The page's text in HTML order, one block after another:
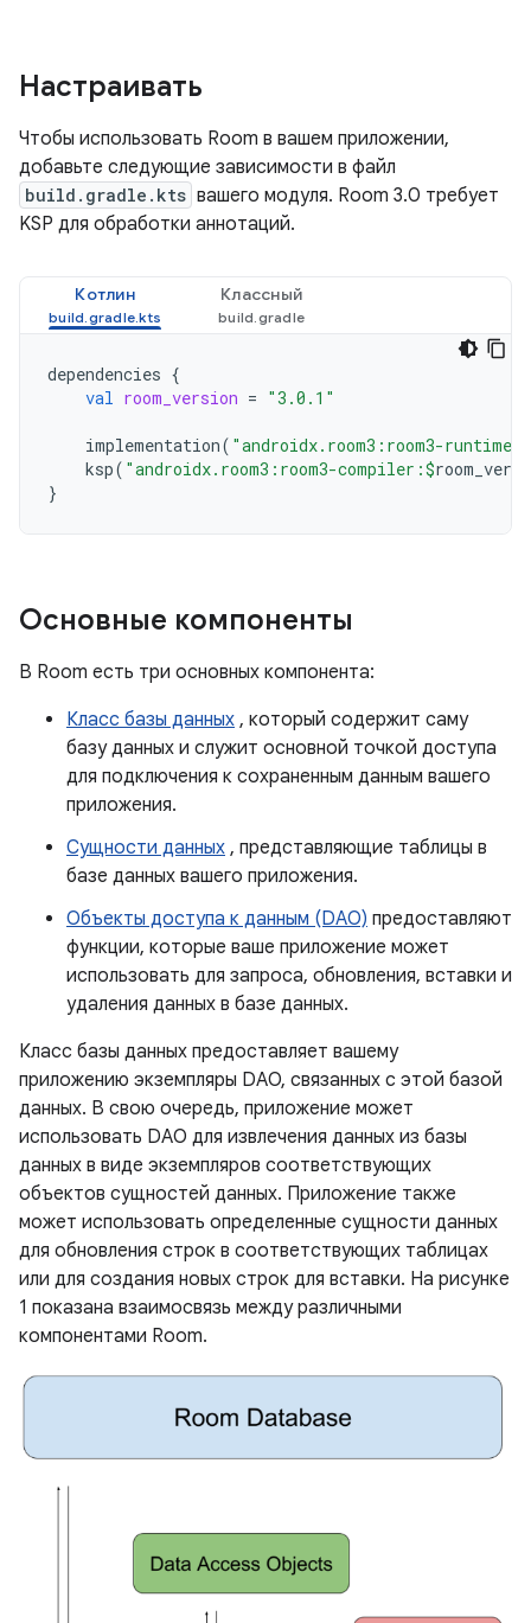
Настраивать
Чтобы использовать Room в вашем приложении,
добавьте следующие зависимости в файл
build.gradle.kts вашего модуля. Room 3.0 требует
KSP для обработки аннотаций.
Котлин Классный
dependencies {
val room_version = "3.0.1"
implementation( "androidx.room3:room3-runtime:
ksp( "androidx.room3:room3-compiler:$
}
Основные компоненты
В Room есть три основных компонента:
Класс базы данных , который содержит саму
базу данных и служит основной точкой доступа
для подключения к сохраненным данным вашего
приложения.
Сущности данных , представляющие таблицы в
базе данных вашего приложения.
Объекты доступа к данным (DAO) предоставляют
функции, которые ваше приложение может
использовать для запроса, обновления, вставки и
удаления данных в базе данных.
Класс базы данных предоставляет вашему
приложению экземпляры DAO, связанных с этой базой
данных. В свою очередь, приложение может
использовать DAO для извлечения данных из базы
данных в виде экземпляров соответствующих
объектов сущностей данных. Приложение также
может использовать определенные сущности данных
для обновления строк в соответствующих таблицах
или для создания новых строк для вставки. На рисунке
1 показана взаимосвязь между различными
компонентами Room.